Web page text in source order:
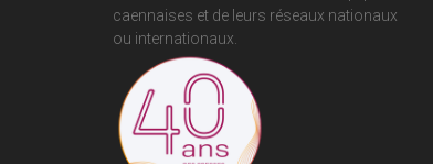
caennaises et de leurs réseaux nationaux
ou internationaux.